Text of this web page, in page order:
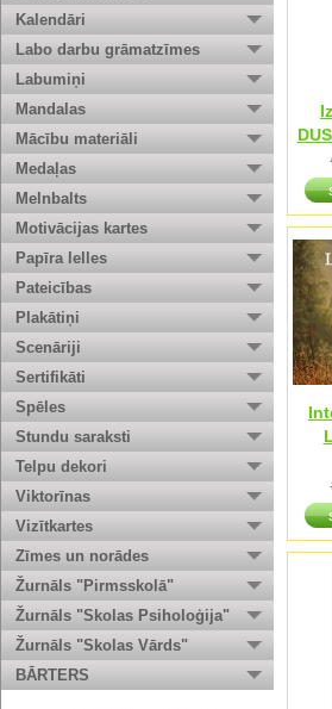
Kalendāri
Labo darbu grāmatzīmes
Labumiņi
Mandalas
Mācību materiāli
Medaļas
Melnbalts
Motivācijas kartes
Papīra lelles
Pateicības
Plakātiņi
Scenāriji
Sertifikāti
Spēles
Stundu saraksti
Telpu dekori
Viktorīnas
Vizītkartes
Zīmes un norādes
Žurnāls "Pirmsskolā"
Žurnāls "Skolas Psiholoģija"
Žurnāls "Skolas Vārds"
BĀRTERS